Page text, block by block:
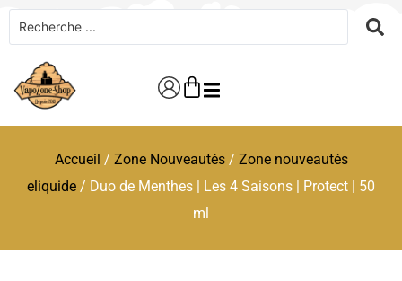
Accueil / Zone Nouveautés/ Zone nouveautés
eliquide / Duo de Menthes | Les 4 Saisons | Protect | 50
ml